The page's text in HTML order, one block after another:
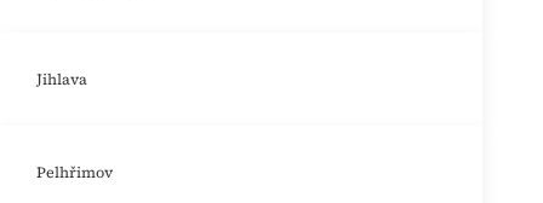
Jihlava
Pelhřimov